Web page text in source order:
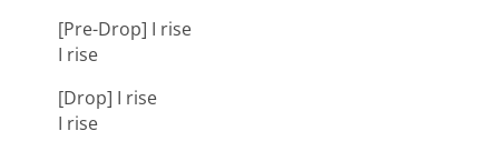
[Pre-Drop] I rise
I rise
[Drop] I rise
I rise